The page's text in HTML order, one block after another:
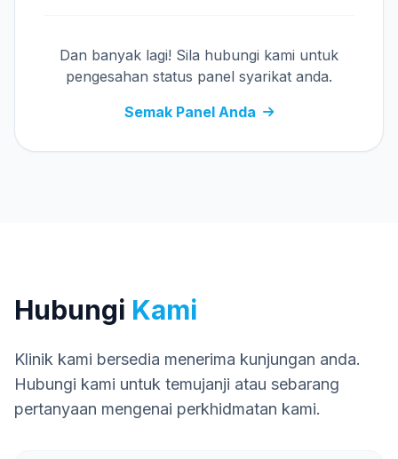
Dan banyak lagi! Sila hubungi kami untuk
pengesahan status panel syarikat anda.
Semak Panel Anda
Hubungi Kami
Klinik kami bersedia menerima kunjungan anda.
Hubungi kami untuk temujanji atau sebarang
pertanyaan mengenai perkhidmatan kami.